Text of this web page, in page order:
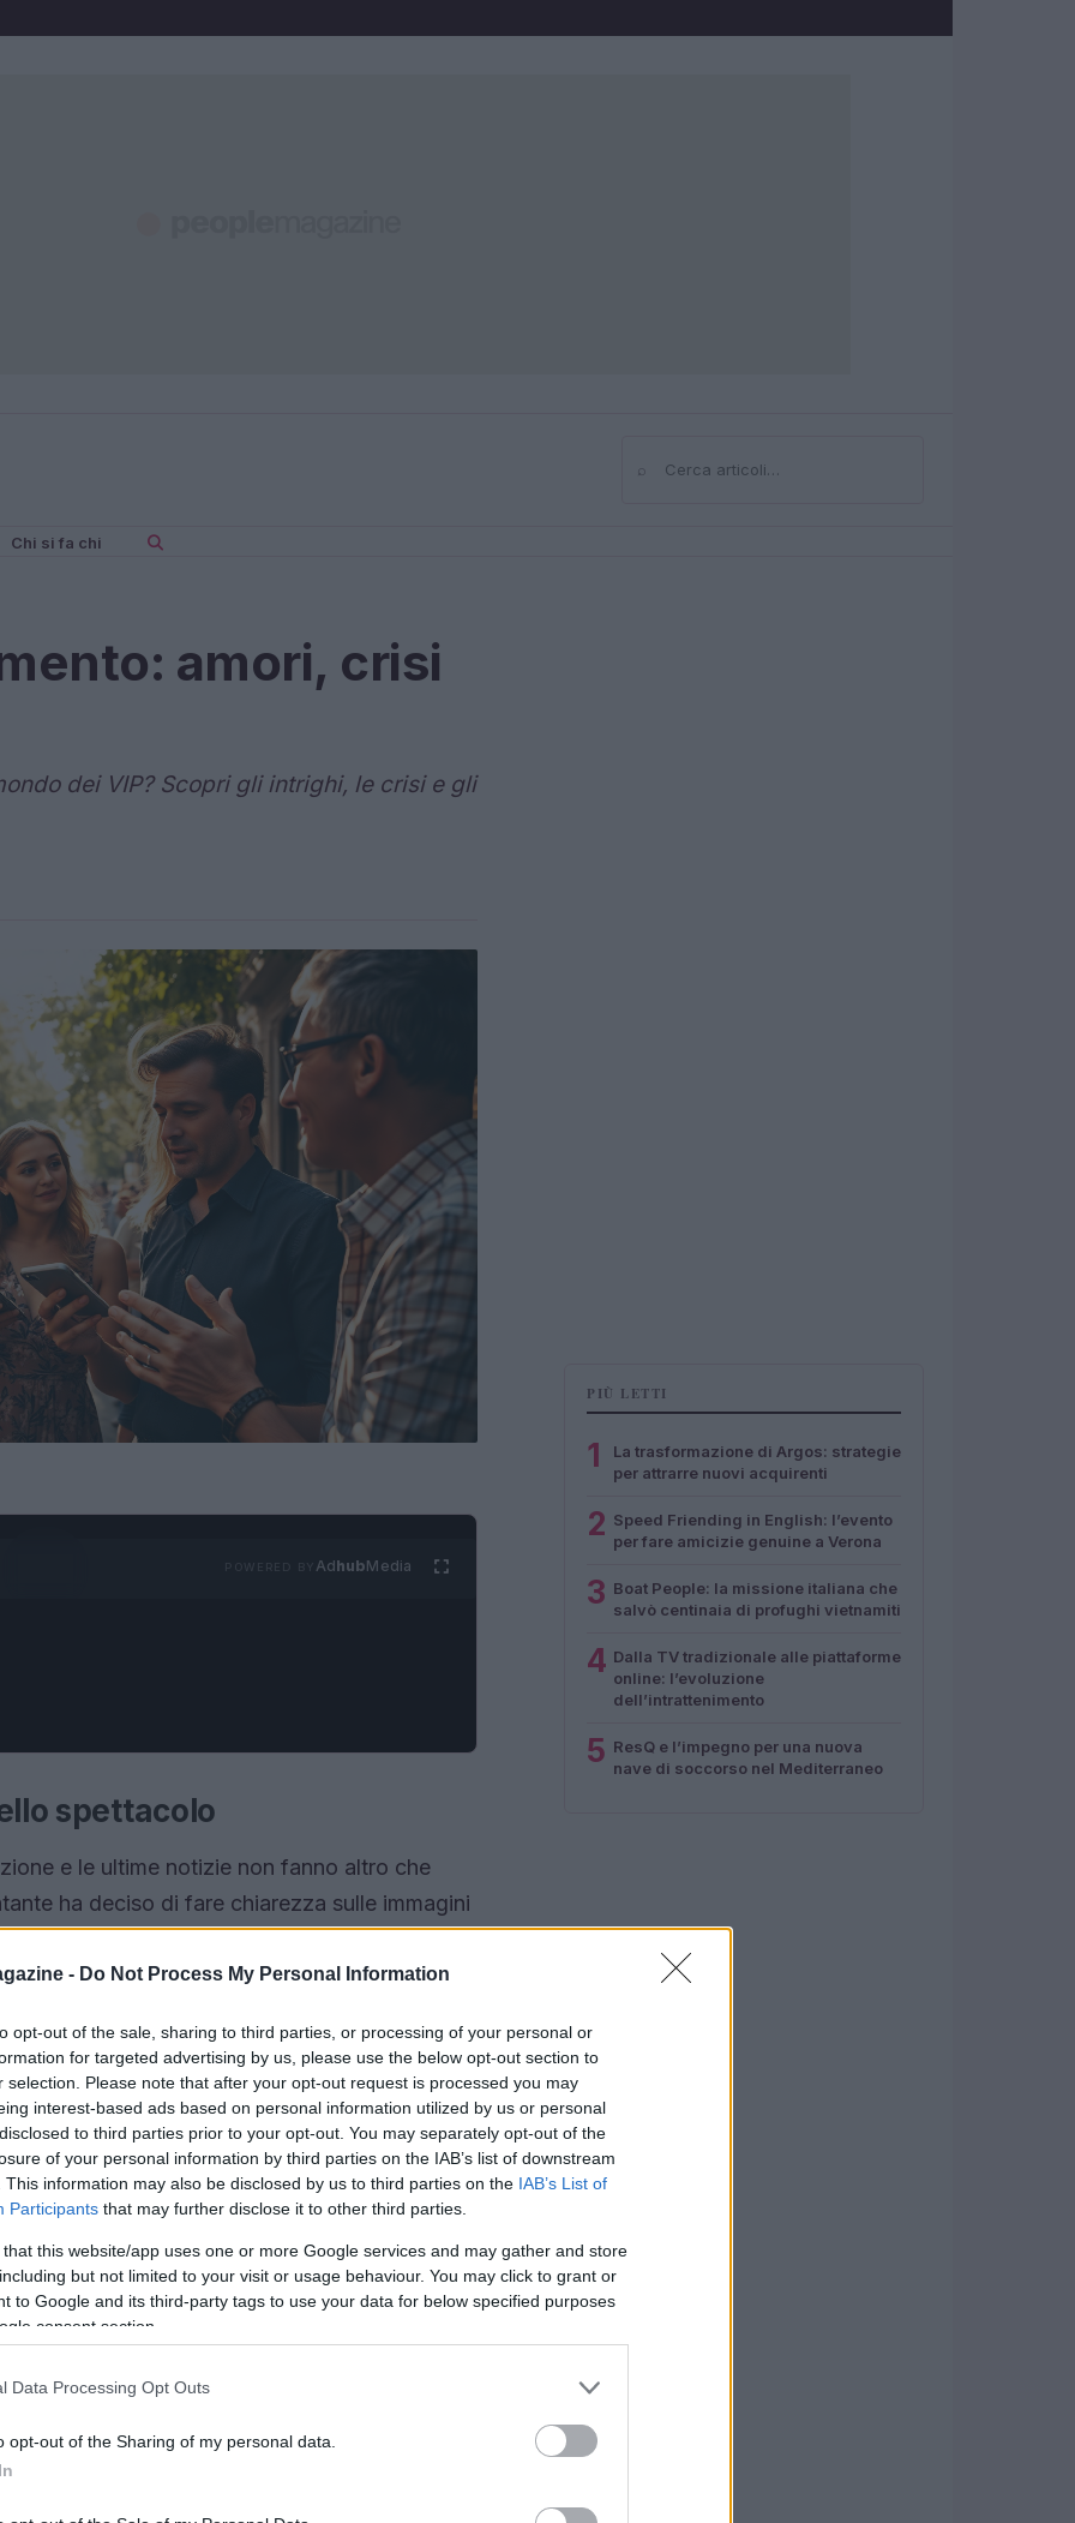
- Do Not Process My Personal Information
opt-out of the sale, sharing to third parties, or processing of your personal or
for targeted advertising by us, please use the below opt-out section to
selection. Please note that after your opt-out request is processed you may
interest-based ads based on personal information utilized by us or personal
to third parties prior to your opt-out. You may separately opt-out of the
of your personal information by third parties on the IAB’s list of downstream
This information may also be disclosed by us to third parties on the IAB’s List of
Participants that may further disclose it to other third parties.
that this website/app uses one or more Google services and may gather and store
but not limited to your visit or usage behaviour. You may click to grant or
to Google and its third-party tags to use your data for below specified purposes
consent section.
Data Processing Opt Outs
opt-out of the Sharing of my personal data.
⌕Cerca
Chi si fa chi
amori, crisi
dei VIP? Scopri gli intrighi, le crisi e gli
AdhubMedia
spettacolo
e le ultime notizie non fanno altro che
ha deciso di fare chiarezza sulle immagini
Questo episodio ha portato a
sembra ormai giunta al termine. Dopo
del pubblico si è concentrata su una
del conduttore lasciano intendere un epilogo
PIÙ LETTI
1
La trasformazione di Argos: strategie
per attrarre nuovi acquirenti
2 Speed Friending in English: l’evento
per fare amicizie genuine a Verona
3 Boat People: la missione italiana che
salvò centinaia di profughi vietnamiti
4 Dalla TV tradizionale alle piattaforme
online: l’evoluzione
dell’intrattenimento
5 ResQ e l’impegno per una nuova
nave di soccorso nel Mediterraneo